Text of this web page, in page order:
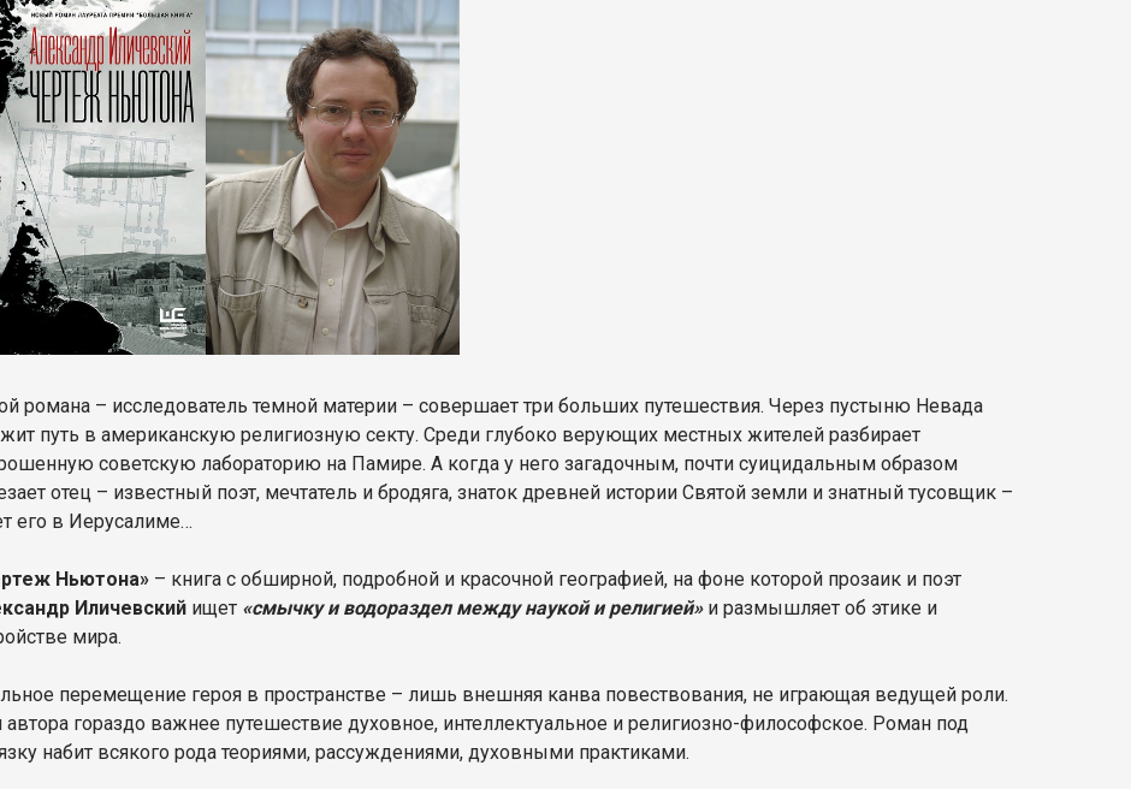
романа – исследователь темной материи – совершает три больших путешествия. Через пустыню Невада
путь в американскую религиозную секту. Среди глубоко верующих местных жителей разбирает
советскую лабораторию на Памире. А когда у него загадочным, почти суицидальным образом
отец – известный поэт, мечтатель и бродяга, знаток древней истории Святой земли и знатный тусовщик –
его в Иерусалиме…
Ньютона» – книга с обширной, подробной и красочной географией, на фоне которой прозаик и поэт
Иличевский ищет «смычку и водораздел между наукой и религией»и размышляет об этике и
мира.
перемещение героя в пространстве – лишь внешняя канва повествования, не играющая ведущей роли.
гораздо важнее путешествие духовное, интеллектуальное и религиозно-философское. Роман под
набит всякого рода теориями, рассуждениями, духовными практиками.